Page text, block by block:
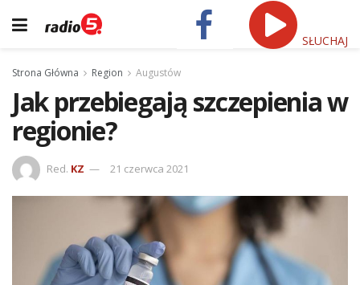
SŁUCHAJ
Strona Główna Region Augustów
Jak przebiegają szczepienia w
regionie?
Red. KZ 21 czerwca 2021